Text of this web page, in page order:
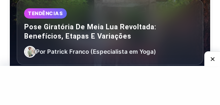
TENDÊNCIAS
Pose Giratória De Meia Lua Revoltada:
Benefícios, Etapas E Variações
Por Patrick Franco (Especialista em Yoga)